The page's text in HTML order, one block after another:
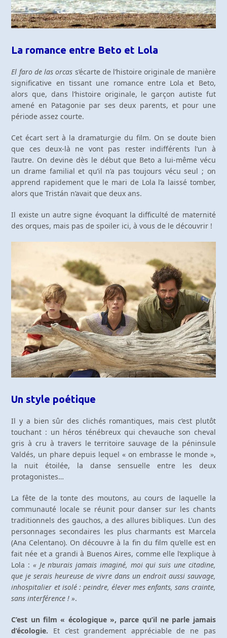
La romance entre Beto et Lola
El faro de las orcas s’écarte de l’histoire originale de manière
significative en tissant une romance entre Lola et Beto,
alors que, dans l’histoire originale, le garçon autiste fut
amené en Patagonie par ses deux parents, et pour une
période assez courte.
Cet écart sert à la dramaturgie du film. On se doute bien
que ces deux-là ne vont pas rester indifférents l’un à
l’autre. On devine dès le début que Beto a lui-même vécu
un drame familial et qu’il n’a pas toujours vécu seul ; on
apprend rapidement que le mari de Lola l’a laissé tomber,
alors que Tristán n’avait que deux ans.
Il existe un autre signe évoquant la difficulté de maternité
des orques, mais pas de spoiler ici, à vous de le découvrir !
Un style poétique
Il y a bien sûr des clichés romantiques, mais c’est plutôt
touchant : un héros ténébreux qui chevauche son cheval
gris à cru à travers le territoire sauvage de la péninsule
Valdés, un phare depuis lequel « on embrasse le monde »,
la nuit étoilée, la danse sensuelle entre les deux
protagonistes…
La fête de la tonte des moutons, au cours de laquelle la
communauté locale se réunit pour danser sur les chants
traditionnels des gauchos, a des allures bibliques. L’un des
personnages secondaires les plus charmants est Marcela
(Ana Celentano). On découvre à la fin du film qu’elle est en
fait née et a grandi à Buenos Aires, comme elle l’explique à
Lola : « Je n’aurais jamais imaginé, moi qui suis une citadine,
que je serais heureuse de vivre dans un endroit aussi sauvage,
inhospitalier et isolé : peindre, élever mes enfants, sans crainte,
sans interférence ! ».
C’est un film « écologique », parce qu’il ne parle jamais
d’écologie. Et c’est grandement appréciable de ne pas